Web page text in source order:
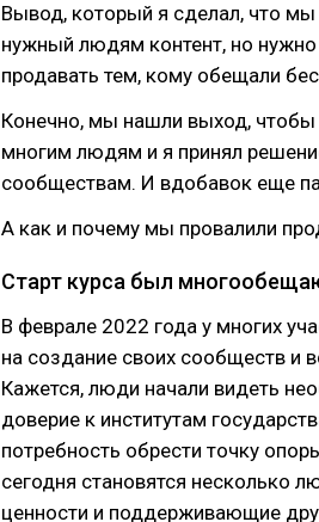
Вывод, который я сделал, что
нужный людям контент, но
продавать тем, кому обещали
Конечно, мы нашли выход, чтобы
многим людям и я принял
сообществам. И вдобавок еще
А как и почему мы провалили
Старт курса был
В феврале 2022 года у многих
на создание своих сообществ и
Кажется, люди начали видеть
доверие к институтам
потребность обрести точку
сегодня становятся несколько
ценности и поддерживающие